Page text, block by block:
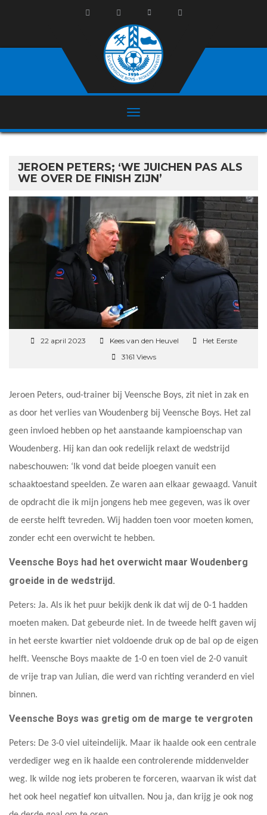
JEROEN PETERS; ‘WE JUICHEN PAS ALS
WE OVER DE FINISH ZIJN’
22 april 2023 Kees van den Heuvel
Het Eerste
3161 Views
Jeroen Peters, oud-trainer bij Veensche Boys, zit niet in zak en
as door het verlies van Woudenberg bij Veensche Boys. Het zal
geen invloed hebben op het aanstaande kampioenschap van
Woudenberg. Hij kan dan ook redelijk relaxt de wedstrijd
nabeschouwen: ‘Ik vond dat beide ploegen vanuit een
schaaktoestand speelden. Ze waren aan elkaar gewaagd. Vanuit
de opdracht die ik mijn jongens heb mee gegeven, was ik over
de eerste helft tevreden. Wij hadden toen voor moeten komen,
zonder echt een overwicht te hebben.
Veensche Boys had het overwicht maar Woudenberg
groeide in de wedstrijd.
Peters: Ja. Als ik het puur bekijk denk ik dat wij de 0-1 hadden
moeten maken. Dat gebeurde niet. In de tweede helft gaven wij
in het eerste kwartier niet voldoende druk op de bal op de eigen
helft. Veensche Boys maakte de 1-0 en toen viel de 2-0 vanuit
de vrije trap van Julian, die werd van richting veranderd en viel
binnen.
Veensche Boys was gretig om de marge te vergroten
Peters: De 3-0 viel uiteindelijk. Maar ik haalde ook een centrale
verdediger weg en ik haalde een controlerende middenvelder
weg. Ik wilde nog iets proberen te forceren, waarvan ik wist dat
het ook heel negatief kon uitvallen. Nou ja, dan krijg je ook nog